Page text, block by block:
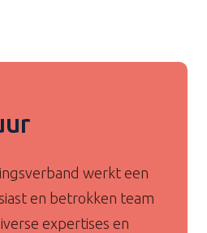
werkt een
en betrokken team
expertises en